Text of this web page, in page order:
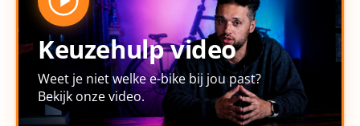
Keuzehulp video
Weet je niet welke e-bike bij jou past?
Bekijk onze video.